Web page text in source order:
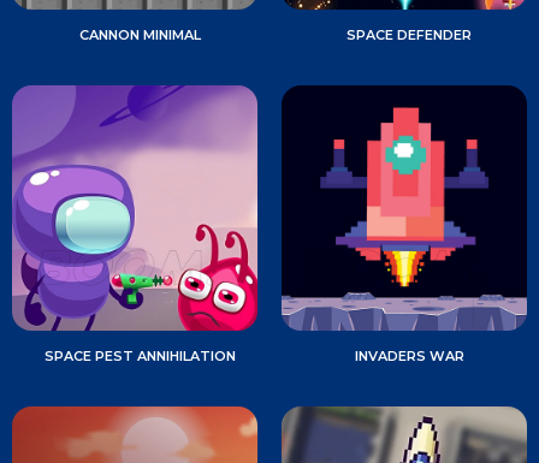
CANNON MINIMAL SPACE DEFENDER
SPACE PEST ANNIHILATION INVADERS WAR